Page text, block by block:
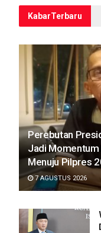
KabarTerbaru
Perebutan
Jadi Momentum
Menuju Pilpres
7 AGUSTUS 2026